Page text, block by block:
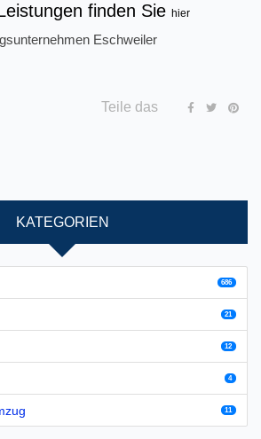
finden Sie hier
Eschweiler
Teile das
KATEGORIEN
686
21
12
4
11